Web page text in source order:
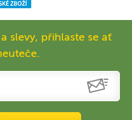
slevy, přihlaste se ať